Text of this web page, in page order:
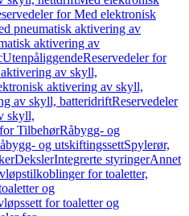
for Med elektronisk
pneumatisk aktivering av
aktivering av
UtenpåliggendeReservedeler for
av skyll,
aktivering av skyll,
av skyll, batteridriftReservedeler
skyll,
TilbehørRåbygg- og
og utskiftingssettSpylerør,
DekslerIntegrerte styringerAnnet
for toaletter,
og
for toaletter og